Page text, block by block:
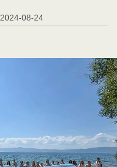
2024-08-24